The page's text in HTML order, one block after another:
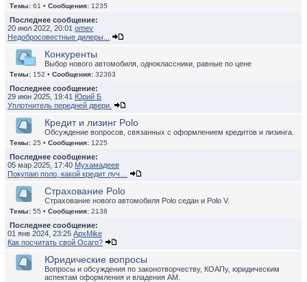
Темы: 61 • Сообщения: 1235
Последнее сообщение:
20 июл 2022, 20:01 omev
Недобросовестные дилеры...
Конкуренты
Выбор нового автомобиля, одноклассники, равные по цене
Темы: 152 • Сообщения: 32363
Последнее сообщение:
29 июн 2025, 19:41 Юрий Б
Уплотнитель передней двери.
Кредит и лизинг Polo
Обсуждение вопросов, связанных с оформлением кредитов и лизинга.
Темы: 25 • Сообщения: 1225
Последнее сообщение:
05 мар 2025, 17:40 Мухамадеев
Покупаю поло, какой кредит луч…
Страхование Polo
Страхование нового автомобиля Polo седан и Polo V.
Темы: 55 • Сообщения: 2138
Последнее сообщение:
01 янв 2024, 23:25 ApxMike
Как посчитать свой Осаго?
Юридические вопросы
Вопросы и обсуждения по законотворчеству, КОАПу, юридическим
аспектам оформления и владения АМ.